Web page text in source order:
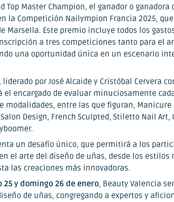
Top Master Champion, el ganador o ganadora
la Competición Nailympion Francia 2025,
Marsella. Este premio incluye todos los
a tres competiciones tanto para el
una oportunidad única en un escenario
por José Alcaide y Cristóbal Cervera
el encargado de evaluar minuciosamente
modalidades, entre las que figuran, Manicure
Design, French Sculpted, Stiletto Nail Art,
un desafío único, que permitirá a los
el arte del diseño de uñas, desde los estilos
las creaciones más innovadoras.
25 y domingo 26 de enero, Beauty Valencia
de uñas, congregando a expertos y